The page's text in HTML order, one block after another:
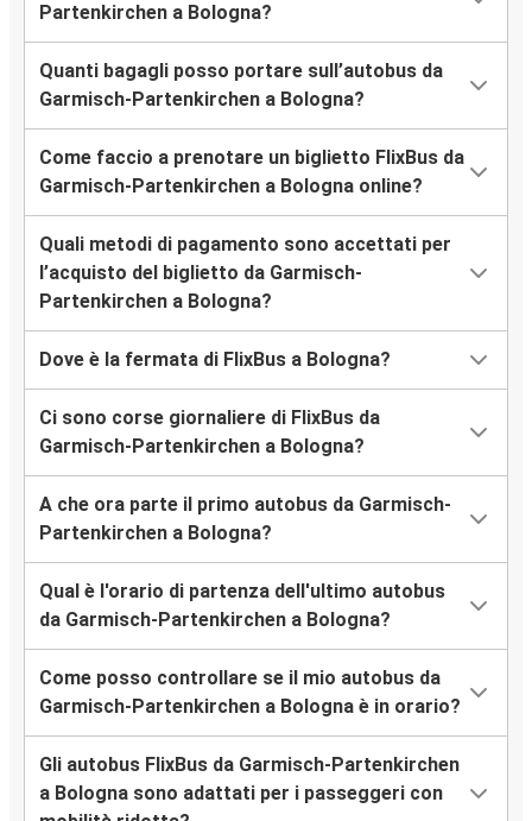
Partenkirchen a Bologna?
Quanti bagagli posso portare sull’autobus da
Garmisch-Partenkirchen a Bologna?
Come faccio a prenotare un biglietto FlixBus da
Garmisch-Partenkirchen a Bologna online?
Quali metodi di pagamento sono accettati per
l’acquisto del biglietto da Garmisch-
Partenkirchen a Bologna?
Dove è la fermata di FlixBus a Bologna?
Ci sono corse giornaliere di FlixBus da
Garmisch-Partenkirchen a Bologna?
A che ora parte il primo autobus da Garmisch-
Partenkirchen a Bologna?
Qual è l'orario di partenza dell'ultimo autobus
da Garmisch-Partenkirchen a Bologna?
Come posso controllare se il mio autobus da
Garmisch-Partenkirchen a Bologna è in orario?
Gli autobus FlixBus da Garmisch-Partenkirchen
a Bologna sono adattati per i passeggeri con